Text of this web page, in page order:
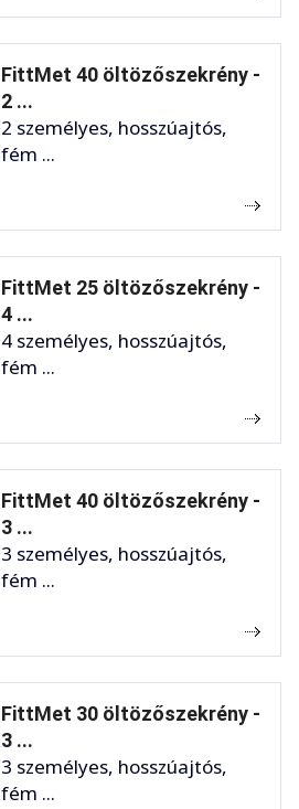
FittMet 40 öltözőszekrény -
2 ...
2 személyes, hosszúajtós,
fém ...
FittMet 25 öltözőszekrény -
4 ...
4 személyes, hosszúajtós,
fém ...
FittMet 40 öltözőszekrény -
3 ...
3 személyes, hosszúajtós,
fém ...
FittMet 30 öltözőszekrény -
3 ...
3 személyes, hosszúajtós,
fém ...